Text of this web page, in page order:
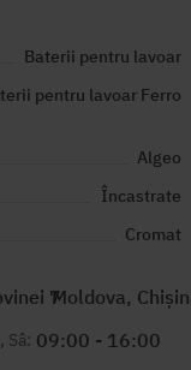
Baterii pentru lavoar
Algeo
Încastrate
Cromat
Moldova,
, Sâ: 09:00 - 16:00